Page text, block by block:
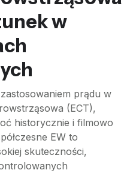
w
prądu w
(ECT),
historycznie i filmowo
EW to
skuteczności,